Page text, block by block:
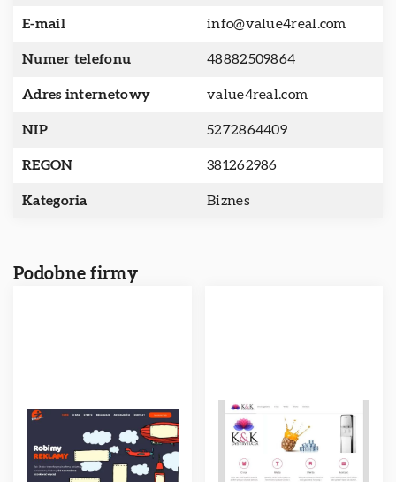
E-mail info@value4real.com
Numer telefonu 48882509864
Adres internetowy value4real.com
NIP 5272864409
REGON 381262986
Kategoria Biznes
Podobne firmy